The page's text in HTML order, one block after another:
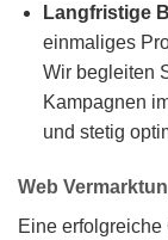
Langfristige
einmaliges
Wir begleiten
Kampagnen
und stetig
Web
Eine